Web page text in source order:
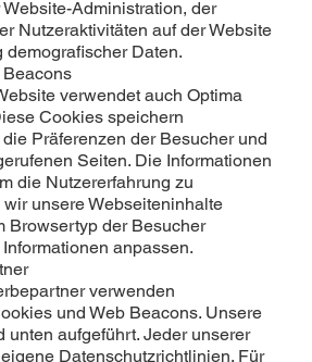
Administration, der
Nutzeraktivitäten auf der Website
demografischer Daten.
verwendet auch Optima
Cookies speichern
Präferenzen der Besucher und
Seiten. Die Informationen
die Nutzererfahrung zu
unsere Webseiteninhalte
Browsertyp der Besucher
anpassen.
verwenden
und Web Beacons. Unsere
unten aufgeführt. Jeder unserer
Datenschutzrichtlinien. Für